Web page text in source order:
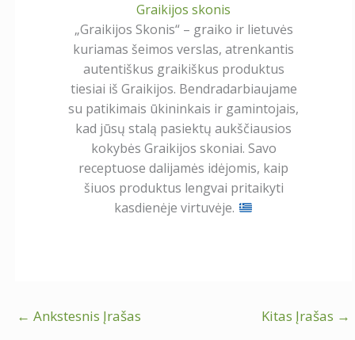
Graikijos skonis
„Graikijos Skonis“ – graiko ir lietuvės
kuriamas šeimos verslas, atrenkantis
autentiškus graikiškus produktus
tiesiai iš Graikijos. Bendradarbiaujame
su patikimais ūkininkais ir gamintojais,
kad jūsų stalą pasiektų aukščiausios
kokybės Graikijos skoniai. Savo
receptuose dalijamės idėjomis, kaip
šiuos produktus lengvai pritaikyti
kasdienėje virtuvėje.
← Ankstesnis Įrašas Kitas Įrašas →